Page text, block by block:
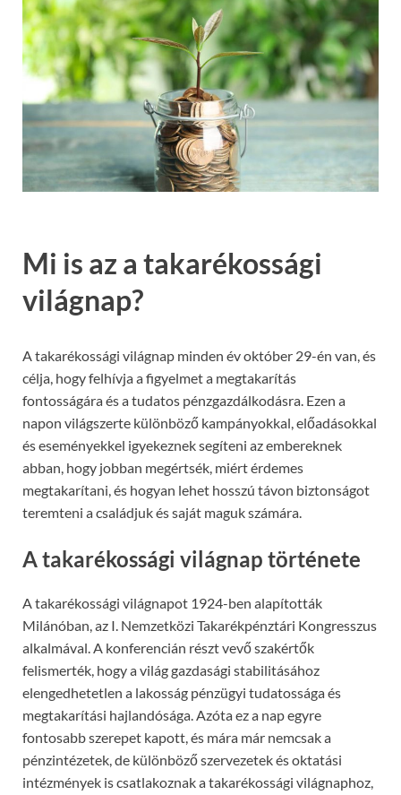
Mi is az a takarékossági
világnap?
A takarékossági világnap minden év október 29-én van, és
célja, hogy felhívja a figyelmet a megtakarítás
fontosságára és a tudatos pénzgazdálkodásra. Ezen a
napon világszerte különböző kampányokkal, előadásokkal
és eseményekkel igyekeznek segíteni az embereknek
abban, hogy jobban megértsék, miért érdemes
megtakarítani, és hogyan lehet hosszú távon biztonságot
teremteni a családjuk és saját maguk számára.
A takarékossági világnap története
A takarékossági világnapot 1924-ben alapították
Milánóban, az I. Nemzetközi Takarékpénztári Kongresszus
alkalmával. A konferencián részt vevő szakértők
felismerték, hogy a világ gazdasági stabilitásához
elengedhetetlen a lakosság pénzügyi tudatossága és
megtakarítási hajlandósága. Azóta ez a nap egyre
fontosabb szerepet kapott, és mára már nemcsak a
pénzintézetek, de különböző szervezetek és oktatási
intézmények is csatlakoznak a takarékossági világnaphoz,